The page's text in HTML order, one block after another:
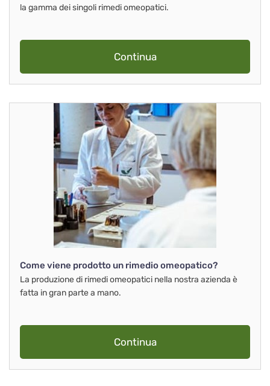
la gamma dei singoli rimedi omeopatici.
Continua
Come viene prodotto un rimedio omeopatico?
La produzione di rimedi omeopatici nella nostra azienda è
fatta in gran parte a mano.
Continua